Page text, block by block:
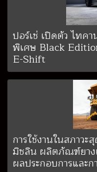
ปอร์เช่ เปิดตัว ไทค
พิเศษ Black
E-Shift
การใช้งานในสภาว
มิชลิน ผลิตภัณฑ์ยาง
ผลประกอบการและ